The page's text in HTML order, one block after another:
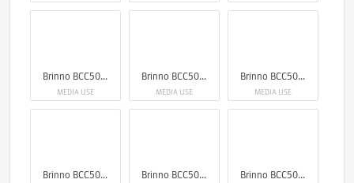
Brinno BCC5000 4K Construction Camera Bundle
MEDIA USE
Brinno BCC5000 4K Construction Camera Bundle
MEDIA USE
Brinno BCC5000 4K Construction Camera Bundle
MEDIA USE
Brinno BCC5000 4K Construction Camera Bundle Brinno BCC5000 4K Construction Camera Bundle Brinno BCC5000 4K Construction Camera Bundle